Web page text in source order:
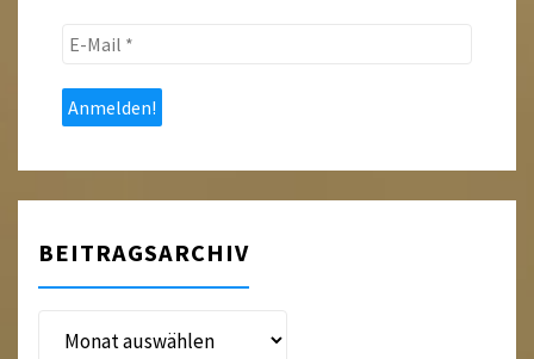
E-
*
BEITRAGSARCHIV
Beitragsarchiv